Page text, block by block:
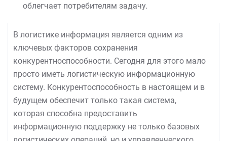
облегчает потребителям задачу.
В логистике информация является одним из
ключевых факторов сохранения
конкурентноспособности. Сегодня для этого мало
просто иметь логистическую информационную
систему. Конкурентоспособность в настоящем и в
будущем обеспечит только такая система,
которая способна предоставить
информационную поддержку не только базовых